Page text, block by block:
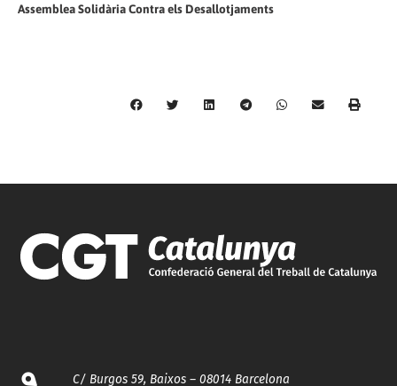
Assemblea Solidària Contra els Desallotjaments
C/ Burgos 59, Baixos – 08014 Barcelona